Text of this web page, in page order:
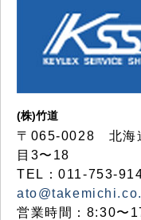
(株)竹道
〒065-0028 北海
目3〜18
TEL：011-753-
営業時間：8:30〜